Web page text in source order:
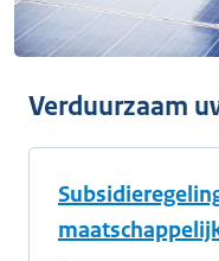
Verduurzaam